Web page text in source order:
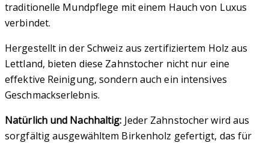
traditionelle Mundpflege mit einem Hauch von Luxus
verbindet.
Hergestellt in der Schweiz aus zertifiziertem Holz aus
Lettland, bieten diese Zahnstocher nicht nur eine
effektive Reinigung, sondern auch ein intensives
Geschmackserlebnis.
Natürlich und Nachhaltig: Jeder Zahnstocher wird aus
sorgfältig ausgewähltem Birkenholz gefertigt, das für